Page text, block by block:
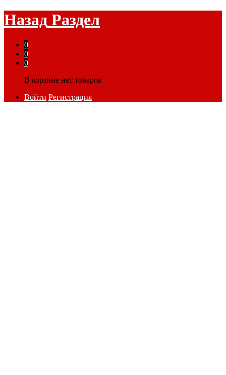
Назад Раздел
0
0
0
В корзине нет товаров
Войти Регистрация